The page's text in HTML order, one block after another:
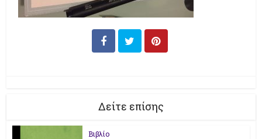
Δείτε επίσης
Βιβλίο